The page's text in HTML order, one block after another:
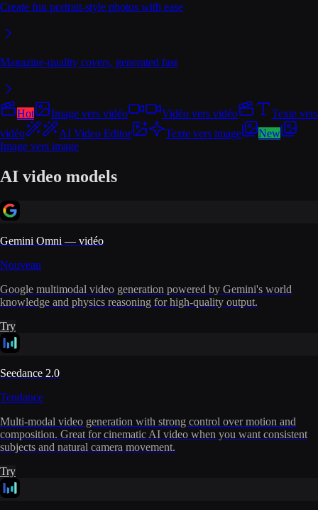
Create fun portrait-style photos with ease
Magazine-quality covers, generated fast
Hot Image vers vidéo Vidéo vers vidéo
Texte vers
vidéo
AI Video Editor Texte vers image
New
Image vers image
AI video models
Gemini Omni — vidéo
Nouveau
Google multimodal video generation powered by Gemini's world
knowledge and physics reasoning for high-quality output.
Try
Seedance 2.0
Tendance
Multi-modal video generation with strong control over motion and
composition. Great for cinematic AI video when you want consistent
subjects and natural camera movement.
Try